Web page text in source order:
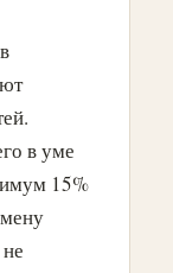
в уме
15%